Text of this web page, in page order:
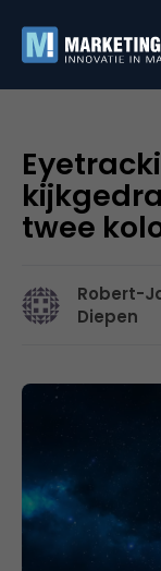
twee
Robert-
Diepen